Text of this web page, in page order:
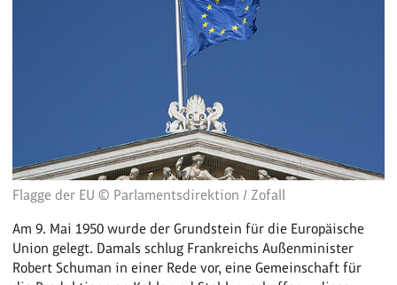
Flagge der EU © Parlamentsdirektion / Zofall
Am 9. Mai 1950 wurde der Grundstein für die Europäische
Union gelegt. Damals schlug Frankreichs Außenminister
Robert Schuman in einer Rede vor, eine Gemeinschaft für